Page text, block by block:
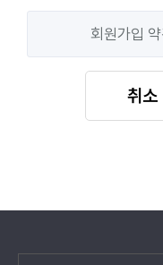
회원가입
취소